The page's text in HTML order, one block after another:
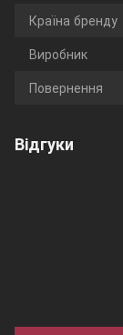
Країна бренду
Виробник
Повернення
Відгуки